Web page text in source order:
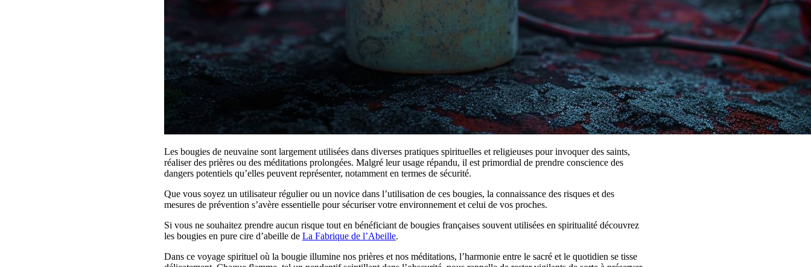
Les bougies de neuvaine sont largement utilisées dans diverses pratiques spirituelles et religieuses pour invoquer des saints,
réaliser des prières ou des méditations prolongées. Malgré leur usage répandu, il est primordial de prendre conscience des
dangers potentiels qu’elles peuvent représenter, notamment en termes de sécurité.
Que vous soyez un utilisateur régulier ou un novice dans l’utilisation de ces bougies, la connaissance des risques et des
mesures de prévention s’avère essentielle pour sécuriser votre environnement et celui de vos proches.
Si vous ne souhaitez prendre aucun risque tout en bénéficiant de bougies françaises souvent utilisées en spiritualité découvrez
les bougies en pure cire d’abeille de La Fabrique de l’Abeille.
Dans ce voyage spirituel où la bougie illumine nos prières et nos méditations, l’harmonie entre le sacré et le quotidien se tisse